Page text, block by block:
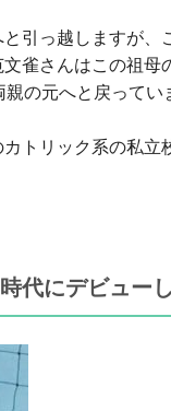
引っ越しますが
雀さんはこの祖母
の元へと戻ってい
トリック系の私
にデビュー